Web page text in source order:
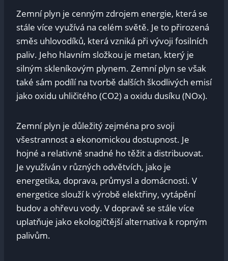
Zemní plyn je cenným ‌zdrojem energie,⁢ která⁤ se
stále více využívá na celém světě. Je⁣ to přirozená
směs uhlovodíků, která vzniká při vývoji ‍fosilních⁤
paliv. Jeho hlavním složkou je ‍metan, který je⁤
silným skleníkovým ⁤plynem. Zemní⁣ plyn se však
také‍ sám podílí na ‍tvorbě dalších škodlivých emisí
jako oxidu uhličitého ‍(CO2) a oxidu⁤ dusíku (NOx).
Zemní plyn ⁤je důležitý zejména‌ pro svoji
všestrannost⁣ a ekonomickou dostupnost. Je
hojné‍ a ⁣relativně snadné ho těžit a distribuovat.
Je využíván‍ v⁢ různých odvětvích, jako je
⁣energetika, ‌doprava, průmysl a domácnosti. V
energetice slouží k ⁣výrobě elektřiny, vytápění
⁤budov a ohřevu vody. V dopravě se​ stále více
uplatňuje jako ekologičtější alternativa‍ k⁤ ropným ​
palivům.